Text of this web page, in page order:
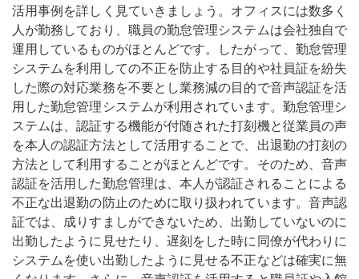
活用事例を詳しく見ていきましょう。オフィスには数多く
人が勤務しており、職員の勤怠管理システムは会社独自で
運用しているものがほとんどです。したがって、勤怠管理
システムを利用しての不正を防止する目的や社員証を紛失
した際の対応業務を不要とし業務減の目的で音声認証を活
用した勤怠管理システムが利用されています。勤怠管理シ
ステムは、認証する機能が付随された打刻機と従業員の声
を本人の認証方法として活用することで、出退勤の打刻の
方法として利用することがほとんどです。そのため、音声
認証を活用した勤怠管理は、本人が認証されることによる
不正な出退勤の防止のために取り扱われています。音声認
証では、成りすましができないため、出勤していないのに
出勤したように見せたり、遅刻をした時に同僚が代わりに
システムを使い出勤したように見せる不正などは確実に無